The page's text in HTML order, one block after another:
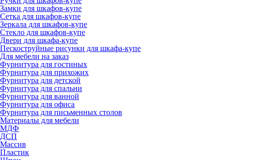
Замки для шкафов-купе
Сетка для шкафов-купе
Зеркала для шкафов-купе
Стекло для шкафов-купе
Двери для шкафа-купе
Пескоструйные рисунки для шкафа-купе
Для мебели на заказ
Фурнитура для гостиных
Фурнитура для прихожих
Фурнитура для детской
Фурнитура для спальни
Фурнитура для ванной
Фурнитура для офиса
Фурнитура для письменных столов
Материалы для мебели
МДФ
ДСП
Массив
Пластик